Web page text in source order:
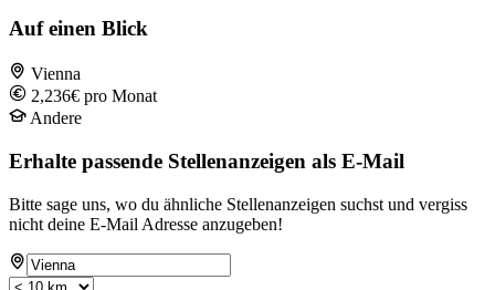
Auf einen Blick
Vienna
2,236€ pro Monat
Andere
Erhalte passende Stellenanzeigen als E-Mail
Bitte sage uns, wo du ähnliche Stellenanzeigen suchst und vergiss
nicht deine E-Mail Adresse anzugeben!